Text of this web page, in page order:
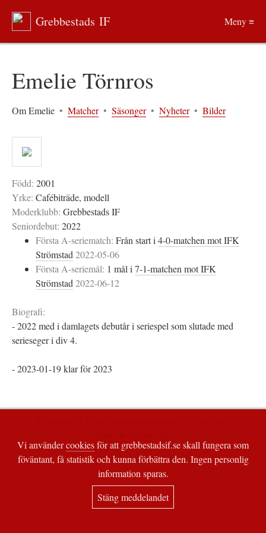
Emelie Törnros
Om Emelie • Matcher • Säsonger • Nyheter • Bilder
Född: 2001
Yrke: Cafébiträde, modell
Moderklubb: Grebbestads IF
Seniordebut: 2022
Första A-seriematch: Från start i 4-0-matchen mot IFK
Strömstad 2022-05-06
Första A-seriemål: 1 mål i 7-1-matchen mot IFK
Strömstad 2022-06-12
Biografi:
- 2022 med i damlagets debutår i seriespel som slutade med
serieseger i div 4.
- 2023-01-19 klar för 2023
Grebbestads IF Meny ≡
Vi användercookiesför att grebbestadsif.se skall fungera som
föväntant, få statistik och kunna förbättra den. Ingen personlig
information sparas.
Stäng meddelandet